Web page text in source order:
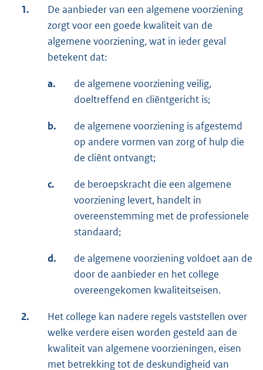
1.
De aanbieder van een algemene voorziening
zorgt voor een goede kwaliteit van de
algemene voorziening, wat in ieder geval
betekent dat:
a.
de algemene voorziening veilig,
doeltreffend en cliëntgericht is;
b.
de algemene voorziening is afgestemd
op andere vormen van zorg of hulp die
de cliënt ontvangt;
c.
de beroepskracht die een algemene
voorziening levert, handelt in
overeenstemming met de professionele
standaard;
d.
de algemene voorziening voldoet aan de
door de aanbieder en het college
overeengekomen kwaliteitseisen.
2.
Het college kan nadere regels vaststellen over
welke verdere eisen worden gesteld aan de
kwaliteit van algemene voorzieningen, eisen
met betrekking tot de deskundigheid van